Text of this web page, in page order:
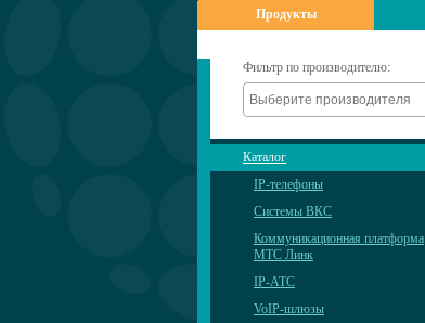
Продукты
Фильтр по производителю:
Каталог
IP-телефоны
Системы ВКС
Коммуникационная платформа
МТС Линк
IP-АТС
VoIP-шлюзы